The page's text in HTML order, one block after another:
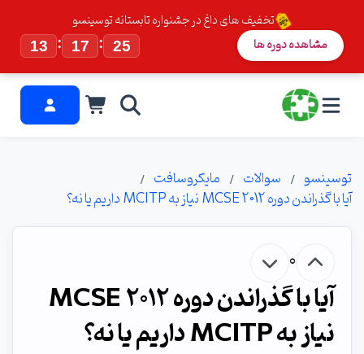
تخفیف های داغ در جشنواره تابستانه توسینسو
13
: 17 : 25 مشاهده دوره ها
توسینسو سوالات
مایکروسافت
آیا با گذراندن دوره MCSE 2012 نیاز به MCITP داریم یا نه؟
0
آیا با گذراندن دوره MCSE 2012
نیاز به MCITP داریم یا نه؟